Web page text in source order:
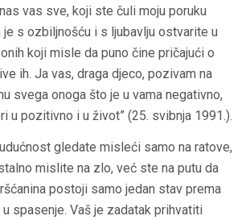
vas sve, koji ste čuli moju poruku
je s ozbiljnošću i s ljubavlju ostvarite u
koji misle da puno čine pričajući o
ih. Ja vas, draga djeco, pozivam na
svega onoga što je u vama negativno,
u pozitivno i u život” (25. svibnja 1991.).
gledate misleći samo na ratove,
mislite na zlo, već ste na putu da
postoji samo jedan stav prema
u spasenje. Vaš je zadatak prihvatiti